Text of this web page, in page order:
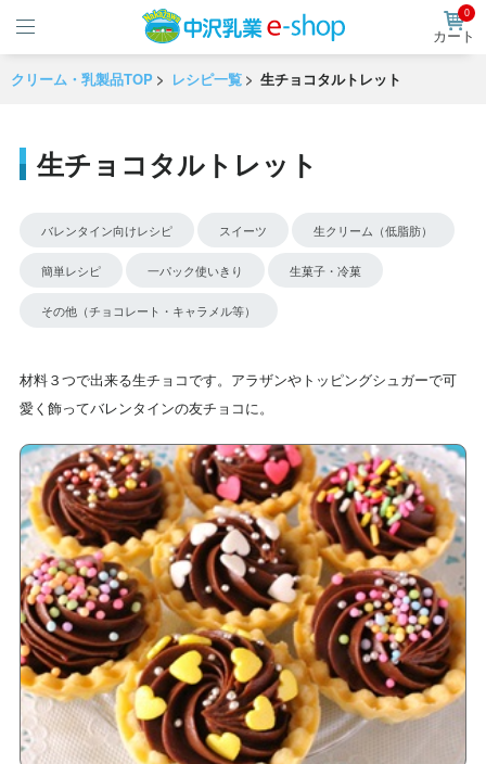
0
カート
クリーム・乳製品TOP レシピ一覧 生チョコタルトレット
生チョコタルトレット
バレンタイン向けレシピ スイーツ 生クリーム（低脂肪）
簡単レシピ 一パック使いきり 生菓子・冷菓
その他（チョコレート・キャラメル等）
材料３つで出来る生チョコです。アラザンやトッピングシュガーで可
愛く飾ってバレンタインの友チョコに。